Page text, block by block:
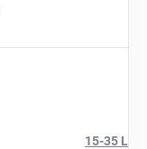
15-35 L